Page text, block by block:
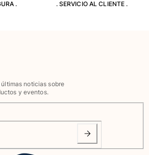
baño
. . SERVICIO AL CLIENTE .
noticias sobre
y eventos.